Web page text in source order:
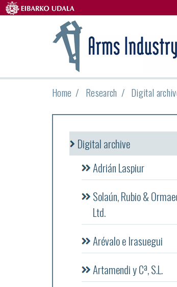
Home Research Digital
Digital archive
Adrián Laspiur
Solaún, Rubio &
Ltd.
Arévalo e Irasuegui
Artamendi y Cª, S.L.